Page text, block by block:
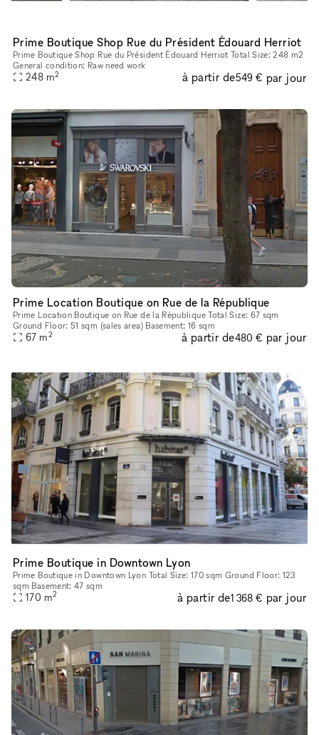
Prime Boutique Shop Rue du Président Édouard Herriot
Prime Boutique Shop Rue du Président Édouard Herriot Total Size: 248 m2
General condition: Raw need work
248 m2 à partir de549 € par jour
Prime Location Boutique on Rue de la République
Prime Location Boutique on Rue de la République Total Size: 67 sqm
Ground Floor: 51 sqm (sales area) Basement: 16 sqm
67 m2 à partir de480 € par jour
Prime Boutique in Downtown Lyon
Prime Boutique in Downtown Lyon Total Size: 170 sqm Ground Floor: 123
sqm Basement: 47 sqm
170 m2 à partir de1 368 € par jour